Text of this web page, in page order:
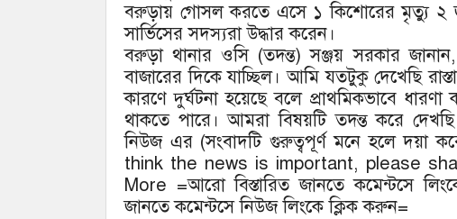
বরুড়ায় গোসল করতে এসে ১ কিশোরের মৃত্যু ২
সার্ভিসের সদস্যরা উদ্ধার করেন।
বরুড়া থানার ওসি (তদন্ত) সঞ্জয় সরকার
বাজারের দিকে যাচ্ছিল। আমি যতটুকু দেখেছি
কারণে দুর্ঘটনা হয়েছে বলে প্রাথমিকভাবে
থাকতে পারে। আমরা বিষয়টি তদন্ত করে
নিউজ এর (সংবাদটি গুরুত্বপূর্ণ মনে হলে দয়া
think the news is important, please
More =আরো বিস্তারিত জানতে কমেন্টসে
জানতে কমেন্টসে নিউজ লিংকে ক্লিক করুন=